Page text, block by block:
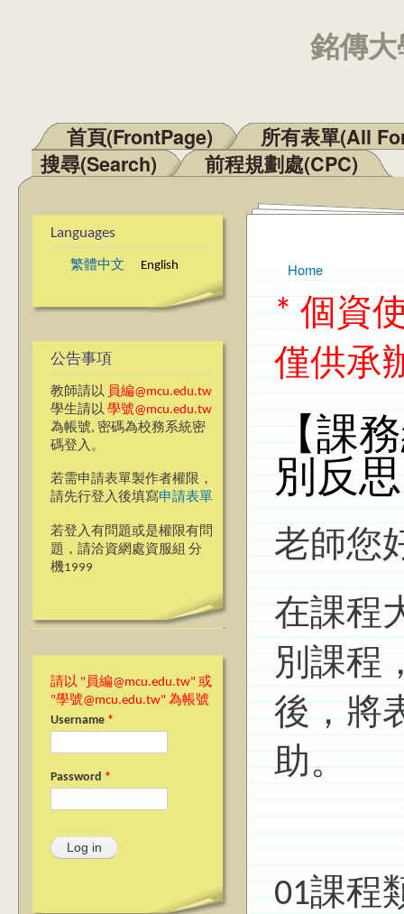
銘傳
Main menu
首頁(FrontPage)
所有表單(All
搜尋(Search)
前程規劃處(CPC)
Languages
繁體中文 English
公告事項
教師請以 員編@mcu.edu.tw
學生請以 學號@mcu.edu.tw
為帳號, 密碼為校務系統密
碼登入。
若需申請表單製作者權限，
請先行登入後填寫申請表單
若登入有問題或是權限有問
題，請洽資網處資服組 分
機1999
請以 "員編@mcu.edu.tw" 或
"學號@mcu.edu.tw" 為帳號
Username *
Password *
You are here
Home
* 個資
僅供承
【課
別反
老師您
在課程
別課程
後，將
助。
01課程